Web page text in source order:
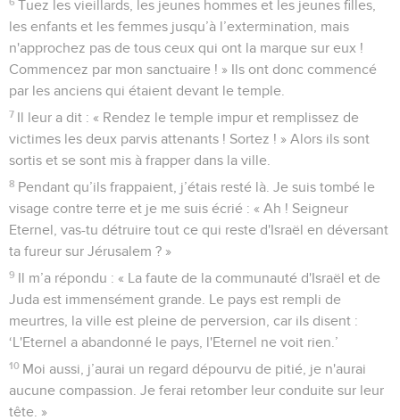
Tuez les vieillards, les jeunes hommes et les jeunes filles,
les enfants et les femmes jusqu’à l’extermination, mais
n'approchez pas de tous ceux qui ont la marque sur eux !
Commencez par mon sanctuaire ! » Ils ont donc commencé
par les anciens qui étaient devant le temple.
7 Il leur a dit : « Rendez le temple impur et remplissez de
victimes les deux parvis attenants ! Sortez ! » Alors ils sont
sortis et se sont mis à frapper dans la ville.
8 Pendant qu’ils frappaient, j’étais resté là. Je suis tombé le
visage contre terre et je me suis écrié : « Ah ! Seigneur
Eternel, vas-tu détruire tout ce qui reste d'Israël en déversant
ta fureur sur Jérusalem ? »
9 Il m’a répondu : « La faute de la communauté d'Israël et de
Juda est immensément grande. Le pays est rempli de
meurtres, la ville est pleine de perversion, car ils disent :
‘L'Eternel a abandonné le pays, l'Eternel ne voit rien.’
10 Moi aussi, j’aurai un regard dépourvu de pitié, je n'aurai
aucune compassion. Je ferai retomber leur conduite sur leur
tête. »